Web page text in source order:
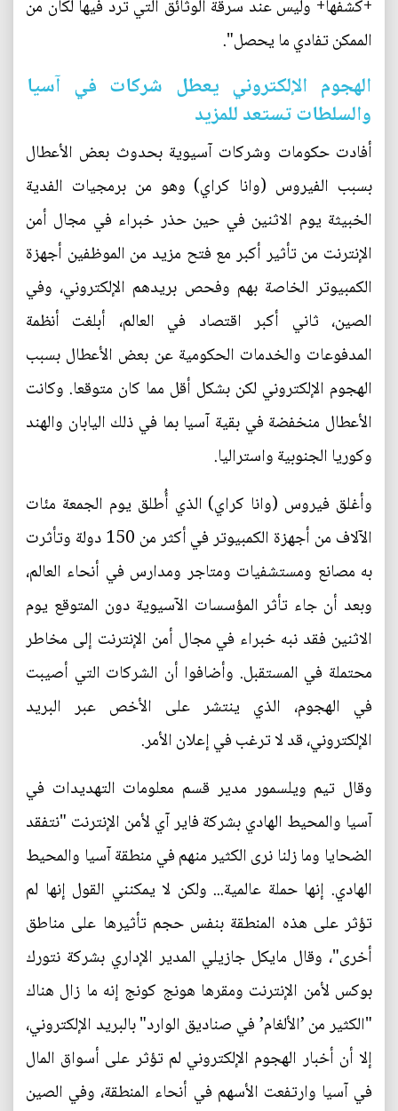
+كشفها+ وليس عند سرقة الوثائق التي ترد فيها لكان من
الممكن تفادي ما يحصل".
الهجوم الإلكتروني يعطل شركات في آسيا
والسلطات تستعد للمزيد
أفادت حكومات وشركات آسيوية بحدوث بعض الأعطال
بسبب الفيروس (وانا كراي) وهو من برمجيات الفدية
الخبيثة يوم الاثنين في حين حذر خبراء في مجال أمن
الإنترنت من تأثير أكبر مع فتح مزيد من الموظفين أجهزة
الكمبيوتر الخاصة بهم وفحص بريدهم الإلكتروني، وفي
الصين، ثاني أكبر اقتصاد في العالم، أبلغت أنظمة
المدفوعات والخدمات الحكومية عن بعض الأعطال بسبب
الهجوم الإلكتروني لكن بشكل أقل مما كان متوقعا. وكانت
الأعطال منخفضة في بقية آسيا بما في ذلك اليابان والهند
وكوريا الجنوبية واستراليا.
وأغلق فيروس (وانا كراي) الذي أُطلق يوم الجمعة مئات
الآلاف من أجهزة الكمبيوتر في أكثر من 150 دولة وتأثرت
به مصانع ومستشفيات ومتاجر ومدارس في أنحاء العالم،
وبعد أن جاء تأثر المؤسسات الآسيوية دون المتوقع يوم
الاثنين فقد نبه خبراء في مجال أمن الإنترنت إلى مخاطر
محتملة في المستقبل. وأضافوا أن الشركات التي أصيبت
في الهجوم، الذي ينتشر على الأخص عبر البريد
الإلكتروني، قد لا ترغب في إعلان الأمر.
وقال تيم ويلسمور مدير قسم معلومات التهديدات في
آسيا والمحيط الهادي بشركة فاير آي لأمن الإنترنت "نتفقد
الضحايا وما زلنا نرى الكثير منهم في منطقة آسيا والمحيط
الهادي. إنها حملة عالمية... ولكن لا يمكنني القول إنها لم
تؤثر على هذه المنطقة بنفس حجم تأثيرها على مناطق
أخرى"، وقال مايكل جازيلي المدير الإداري بشركة نتورك
بوكس لأمن الإنترنت ومقرها هونج كونج إنه ما زال هناك
"الكثير من ’الألغام’ في صناديق الوارد" بالبريد الإلكتروني،
إلا أن أخبار الهجوم الإلكتروني لم تؤثر على أسواق المال
في آسيا وارتفعت الأسهم في أنحاء المنطقة، وفي الصين